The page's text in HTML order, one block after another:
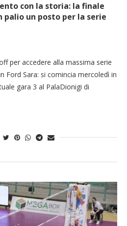
con la storia: la finale
palio un posto per la serie
per accedere alla massima serie
Ford Sara: si comincia mercoledì in
gara 3 al PalaDionigi di